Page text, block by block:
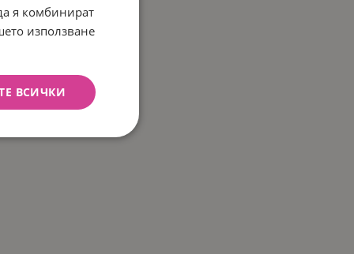
я комбинират
използване
ВСИЧКИ